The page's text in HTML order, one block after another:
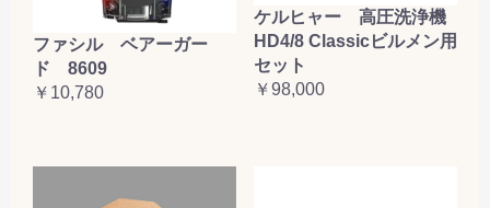
ファシル ベアーガー
ド 8609
￥10,780
ケルヒャー 高圧洗浄機
HD4/8 Classicビルメン用
セット
￥98,000